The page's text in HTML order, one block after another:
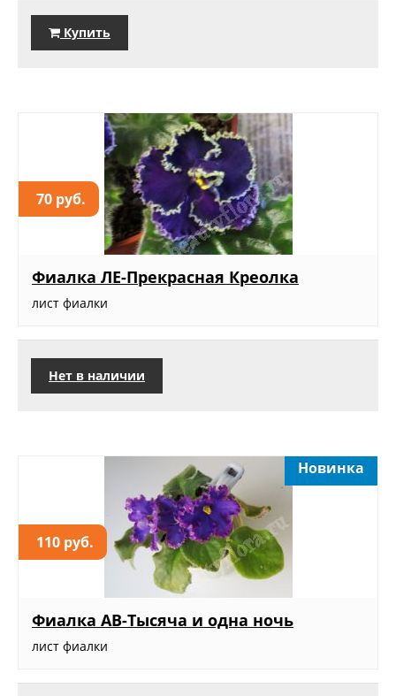
Купить
70 руб.
Фиалка ЛЕ-Прекрасная Креолка
лист фиалки
Нет в наличии
110 руб.
Новинка
Фиалка АВ-Тысяча и одна ночь
лист фиалки